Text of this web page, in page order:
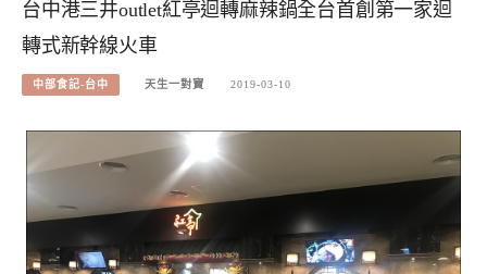
台中港三井outlet紅亭迴轉麻辣鍋全台首創第一家迴
轉式新幹線火車
中部食記-台中 天生一對寶 2019-03-10